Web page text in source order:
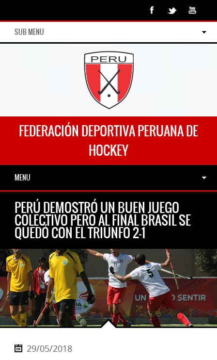
SUB MENU
FEDERACIÓN DEPORTIVA PERUANA DE
HOCKEY
MENU
PERÚ DEMOSTRÓ UN BUEN JUEGO
COLECTIVO PERO AL FINAL BRASIL SE
QUEDÓ CON EL TRIUNFO 2-1
29/05/2018